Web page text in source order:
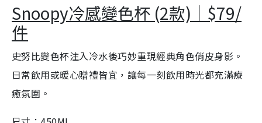
Snoopy冷感變色杯 (2款)｜$79/
件
史努比變色杯注入冷水後巧妙重現經典角色俏皮身影。
日常飲用或暖心贈禮皆宜，讓每一刻飲用時光都充滿療
癒氛圍。